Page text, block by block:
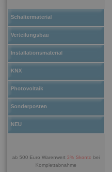
Schaltermaterial
Verteilungsbau
Installationsmaterial
KNX
Photovoltaik
Sonderposten
NEU
ab 500 Euro Warenwert 3% Skonto bei
Komplettabnahme